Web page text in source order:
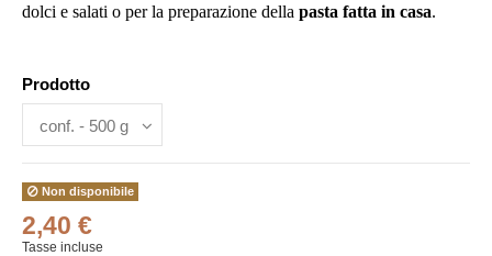
dolci e salati o per la preparazione della pasta fatta in casa.
Prodotto
Non disponibile
2,40 €
Tasse incluse